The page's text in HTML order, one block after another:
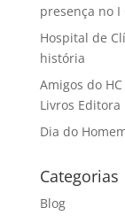
presença no I
Hospital de
história
Amigos do
Livros Editora
Dia do
Categorias
Blog